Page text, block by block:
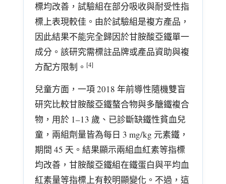
標均改善，試驗組在部分吸收與耐受性指
標上表現較佳。由於試驗組是複方產品，
因此結果不能完全歸因於甘胺酸亞鐵單一
成分。該研究需標註品牌或產品資助與複
方配方限制。 [4]
兒童方面，一項 2018 年前導性隨機雙盲
研究比較甘胺酸亞鐵螯合物與多醣鐵複合
物，用於 1–13 歲、已診斷缺鐵性貧血兒
童，兩組劑量皆為每日 3 mg/kg 元素鐵，
期間 45 天。結果顯示兩組血紅素等指標
均改善，甘胺酸亞鐵組在鐵蛋白與平均血
紅素量等指標上有較明顯變化。不過，這